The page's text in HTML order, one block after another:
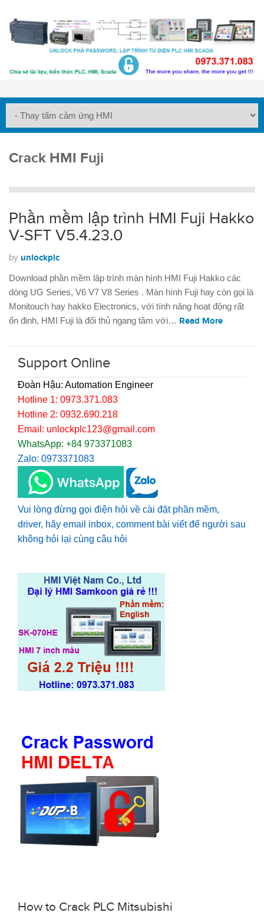
Crack HMI Fuji
Phần mềm lập trình HMI Fuji Hakko
V-SFT V5.4.23.0
by unlockplc
Download phần mềm lập trình màn hình HMI Fuji Hakko các
dòng UG Series, V6 V7 V8 Series . Màn hình Fuji hay còn gọi là
Monitouch hay hakko Electronics, với tính năng hoạt động rất
ổn định, HMI Fuji là đối thủ ngang tầm với… Read More
Support Online
Đoàn Hậu: Automation Engineer
Hotline 1: 0973.371.083
Hotline 2: 0932.690.218
Email: unlockplc123@gmail.com
WhatsApp: +84 973371083
Zalo: 0973371083
Vui lòng đừng gọi điện hỏi về cài đặt phần mềm,
driver, hãy email inbox, comment bài viết để người sau
không hỏi lại cùng câu hỏi
How to Crack PLC Mitsubishi